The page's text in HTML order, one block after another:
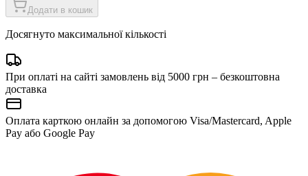
Додати в кошик
Досягнуто максимальної кількості
При оплаті на сайті замовлень від 5000 грн – безкоштовна
доставка
Оплата карткою онлайн за допомогою Visa/Mastercard, Apple
Pay або Google Pay